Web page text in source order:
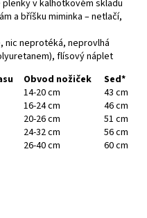
v kalhotkovém skladu
a bříšku miminka – netlačí,
nic neprotéká, neprovlhá
flísový náplet
Obvod nožiček
Sed*
14-20 cm
43 cm
16-24 cm
46 cm
20-26 cm
51 cm
24-32 cm
56 cm
26-40 cm
60 cm